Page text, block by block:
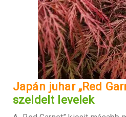
Japán juhar „Red
szeldelt levelek